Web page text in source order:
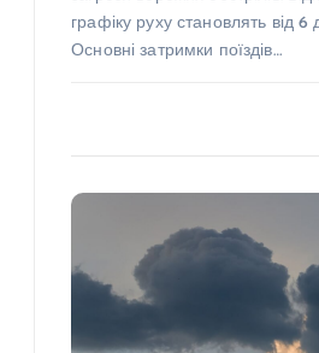
графіку руху становлять від
Основні затримки поїздів…